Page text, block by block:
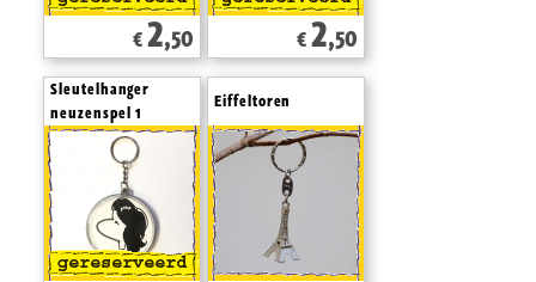
€ 2,50 € 2,50
Sleutelhanger
neuzenspel 1
Eiffeltoren